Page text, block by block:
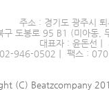
주소 : 경기도 광주시
구 도봉로 95 B1 (미아동,
대표자 : 윤돈선
02-946-0502｜ 팩스 :
(C) Beatzcompany